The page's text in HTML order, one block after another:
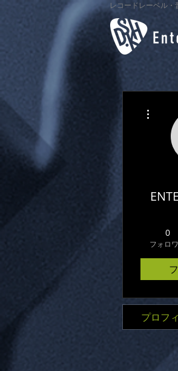
レコードレーベル
0
フォロ
プロフ